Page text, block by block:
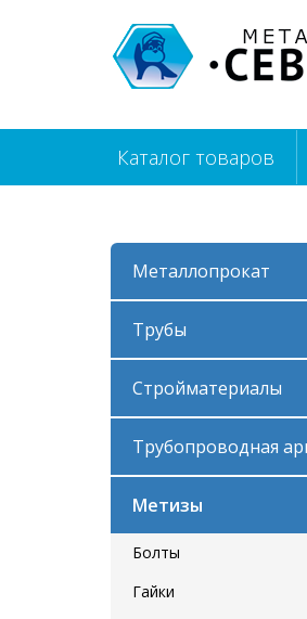
Каталог товаров
Металлопрокат
Трубы
Стройматериалы
Трубопроводная
Метизы
Болты
Гайки